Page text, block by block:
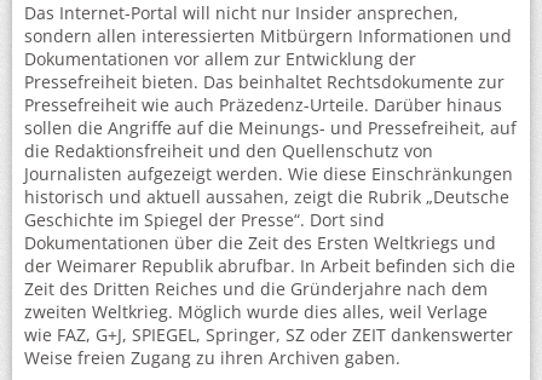
Das Internet-Portal will nicht nur Insider ansprechen,
sondern allen interessierten Mitbürgern Informationen und
Dokumentationen vor allem zur Entwicklung der
Pressefreiheit bieten. Das beinhaltet Rechtsdokumente zur
Pressefreiheit wie auch Präzedenz-Urteile. Darüber hinaus
sollen die Angriffe auf die Meinungs- und Pressefreiheit, auf
die Redaktionsfreiheit und den Quellenschutz von
Journalisten aufgezeigt werden. Wie diese Einschränkungen
historisch und aktuell aussahen, zeigt die Rubrik „Deutsche
Geschichte im Spiegel der Presse“. Dort sind
Dokumentationen über die Zeit des Ersten Weltkriegs und
der Weimarer Republik abrufbar. In Arbeit befinden sich die
Zeit des Dritten Reiches und die Gründerjahre nach dem
zweiten Weltkrieg. Möglich wurde dies alles, weil Verlage
wie FAZ, G+J, SPIEGEL, Springer, SZ oder ZEIT dankenswerter
Weise freien Zugang zu ihren Archiven gaben.